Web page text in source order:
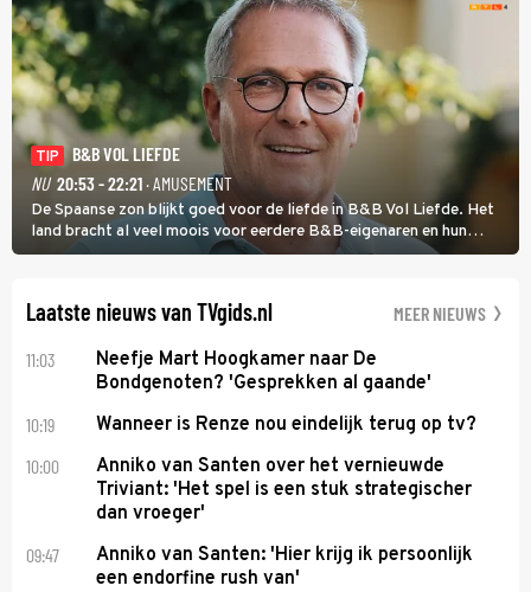
TIP
B&B VOL LIEFDE
NU 20:53 - 22:21· AMUSEMENT
De Spaanse zon blijkt goed voor de liefde in B&B Vol Liefde. Het
land bracht al veel moois voor eerdere B&B-eigenaren en hun
partners. Ook Paul runt zijn gastenverblijf in Spanje. De 62-jarige
Laatste nieuws van TVgids.nl MEER NIEUWS
11:03
Neefje Mart Hoogkamer naar De
Bondgenoten? 'Gesprekken al gaande'
10:19 Wanneer is Renze nou eindelijk terug op tv?
10:00
Anniko van Santen over het vernieuwde
Triviant: 'Het spel is een stuk strategischer
dan vroeger'
09:47
Anniko van Santen: 'Hier krijg ik persoonlijk
een endorfine rush van'